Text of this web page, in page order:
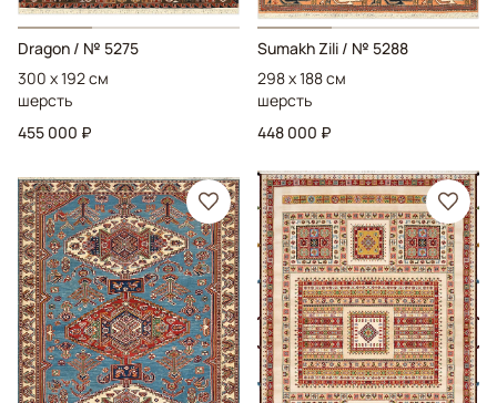
Dragon / № 5275
300 x 192 см
шерсть
455 000 ₽
Sumakh Zili / № 5288
298 x 188 см
шерсть
448 000 ₽